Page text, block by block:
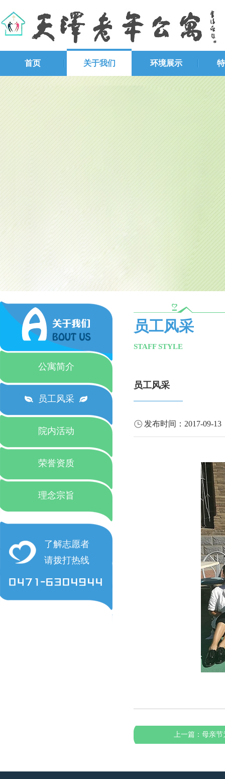
首页 关于我们 环境展示
公寓简介
员工风采
院内活动
荣誉资质
理念宗旨
了解志愿者
请拨打热线
员工风采
STAFF STYLE
员工风采
发布时间： 2017-09-13
上一篇： 母亲节